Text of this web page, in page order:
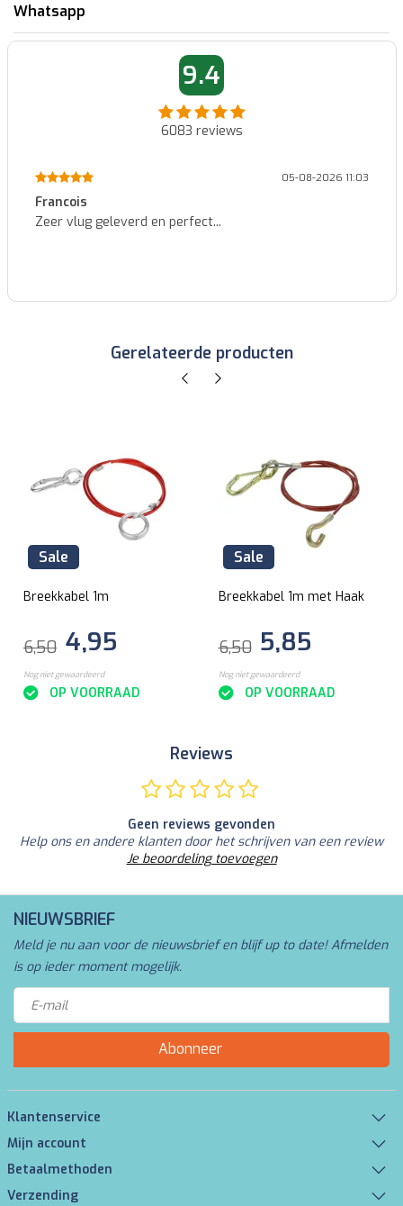
Whatsapp
9.4
6083 reviews
05-08-2026 11:03
Francois
Zeer vlug geleverd en perfect...
Gerelateerde producten
Sale
Breekkabel 1m
6,50 4,95
Nog niet gewaardeerd
OP VOORRAAD
Sale
Breekkabel 1m met Haak
6,50 5,85
Nog niet gewaardeerd
OP VOORRAAD
Reviews
Geen reviews gevonden
Help ons en andere klanten door het schrijven van een review
Je beoordeling toevoegen
NIEUWSBRIEF
Meld je nu aan voor de nieuwsbrief en blijf up to date! Afmelden
is op ieder moment mogelijk.
Abonneer
Klantenservice
Mijn account
Betaalmethoden
Verzending